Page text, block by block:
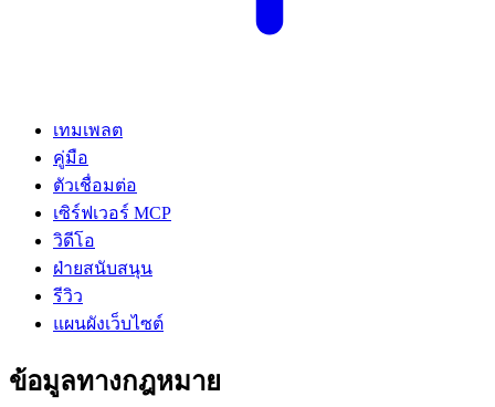
เทมเพลต
คู่มือ
ตัวเชื่อมต่อ
เซิร์ฟเวอร์ MCP
วิดีโอ
ฝ่ายสนับสนุน
รีวิว
แผนผังเว็บไซต์
ข้อมูลทางกฎหมาย